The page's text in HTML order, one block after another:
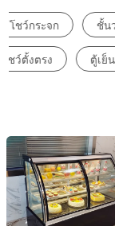
เครื่องเล่นโฆษณา
Beijing Yitongren
Beijing, China